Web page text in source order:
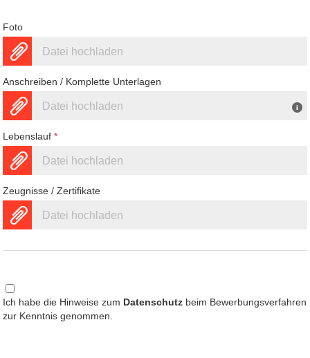
Foto
Datei hochladen
Anschreiben / Komplette Unterlagen
Datei hochladen
Lebenslauf*
Datei hochladen
Zeugnisse / Zertifikate
Datei hochladen
Ich habe die Hinweise zum Datenschutz beim Bewerbungsverfahren
zur Kenntnis genommen.